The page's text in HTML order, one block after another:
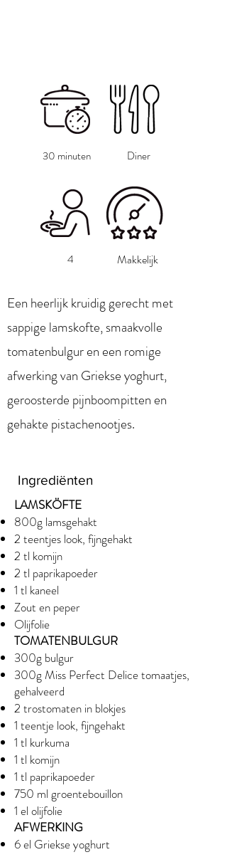
30 minuten Diner
4 Makkelijk
Een heerlijk kruidig gerecht met
sappige lamskofte, smaakvolle
tomatenbulgur en een romige
afwerking van Griekse yoghurt,
geroosterde pijnboompitten en
gehakte pistachenootjes.
Ingrediënten
LAMSKÖFTE
800g lamsgehakt
2 teentjes look, fijngehakt
2 tl komijn
2 tl paprikapoeder
1 tl kaneel
Zout en peper
Olijfolie
TOMATENBULGUR
300g bulgur
300g Miss Perfect Delice tomaatjes,
gehalveerd
2 trostomaten in blokjes
1 teentje look, fijngehakt
1 tl kurkuma
1 tl komijn
1 tl paprikapoeder
750 ml groentebouillon
1 el olijfolie
AFWERKING
6 el Griekse yoghurt